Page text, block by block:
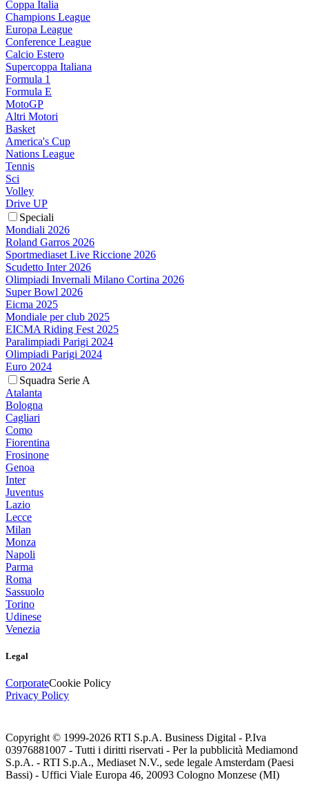
Coppa Italia
Champions League
Europa League
Conference League
Calcio Estero
Supercoppa Italiana
Formula 1
Formula E
MotoGP
Altri Motori
Basket
America's Cup
Nations League
Tennis
Sci
Volley
Drive UP
Speciali
Mondiali 2026
Roland Garros 2026
Sportmediaset Live Riccione 2026
Scudetto Inter 2026
Olimpiadi Invernali Milano Cortina 2026
Super Bowl 2026
Eicma 2025
Mondiale per club 2025
EICMA Riding Fest 2025
Paralimpiadi Parigi 2024
Olimpiadi Parigi 2024
Euro 2024
Squadra Serie A
Atalanta
Bologna
Cagliari
Como
Fiorentina
Frosinone
Genoa
Inter
Juventus
Lazio
Lecce
Milan
Monza
Napoli
Parma
Roma
Sassuolo
Torino
Udinese
Venezia
Legal
CorporateCookie Policy
Privacy Policy
Copyright © 1999-2026 RTI S.p.A. Business Digital - P.Iva
03976881007 - Tutti i diritti riservati - Per la pubblicità Mediamond
S.p.A. - RTI S.p.A., Mediaset N.V., sede legale Amsterdam (Paesi
Bassi) - Uffici Viale Europa 46, 20093 Cologno Monzese (MI)